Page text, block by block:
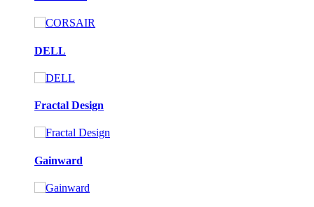
DELL
Fractal Design
Gainward